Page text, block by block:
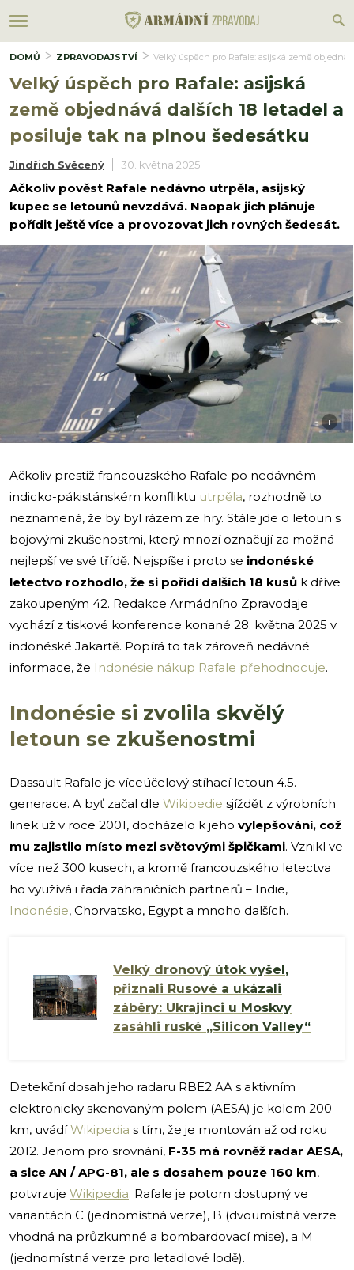
DOMŮ ZPRAVODAJSTVÍ Velký úspěch pro Rafale: asijská země
Velký úspěch pro Rafale: asijská
země objednává dalších 18 letadel a
posiluje tak na plnou šedesátku
Jindřich Svěcený 30. května 2025
Ačkoliv pověst Rafale nedávno utrpěla, asijský
kupec se letounů nevzdává. Naopak jich plánuje
pořídit ještě více a provozovat jich rovných šedesát.
i
Ačkoliv prestiž francouzského Rafale po nedávném
indicko-pákistánském konfliktu utrpěla, rozhodně to
neznamená, že by byl rázem ze hry. Stále jde o letoun s
bojovými zkušenostmi, který mnozí označují za možná
nejlepší ve své třídě. Nejspíše i proto se indonéské
letectvo rozhodlo, že si pořídí dalších 18 kusů k dříve
zakoupeným 42. Redakce Armádního Zpravodaje
vychází z tiskové konference konané 28. května 2025 v
indonéské Jakartě. Popírá to tak zároveň nedávné
informace, že Indonésie nákup Rafale přehodnocuje.
Indonésie si zvolila skvělý
letoun se zkušenostmi
Dassault Rafale je víceúčelový stíhací letoun 4.5.
generace. A byť začal dle Wikipedie sjíždět z výrobních
linek už v roce 2001, docházelo k jeho vylepšování, což
mu zajistilo místo mezi světovými špičkami. Vznikl ve
více než 300 kusech, a kromě francouzského letectva
ho využívá i řada zahraničních partnerů – Indie,
Indonésie, Chorvatsko, Egypt a mnoho dalších.
Velký dronový útok vyšel,
přiznali Rusové a ukázali
záběry: Ukrajinci u Moskvy
zasáhli ruské „Silicon Valley“
Detekční dosah jeho radaru RBE2 AA s aktivním
elektronicky skenovaným polem (AESA) je kolem 200
km, uvádíWikipedia s tím, že je montován až od roku
2012. Jenom pro srovnání, F-35 má rovněž radar AESA,
a sice AN / APG-81, ale s dosahem pouze 160 km,
potvrzuje Wikipedia. Rafale je potom dostupný ve
variantách C (jednomístná verze), B (dvoumístná verze
vhodná na průzkumné a bombardovací mise), a M
(jednomístná verze pro letadlové lodě).